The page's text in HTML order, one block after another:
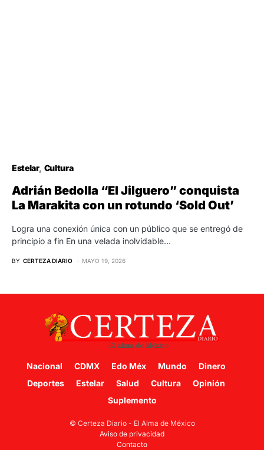
Estelar Cultura
Adrián Bedolla “El Jilguero” conquista
La Marakita con un rotundo ‘Sold Out’
Logra una conexión única con un público que se entregó de
principio a fin En una velada inolvidable…
BY CERTEZA DIARIO MAYO 19, 2026
Nacional CDMX Edo Méx Mundo
Dinero
Deportes
Estelar Salud Cultura
Opinión
Suplemento
© Certeza Diario - El Alma de México
Aviso de privacidad
Contacto